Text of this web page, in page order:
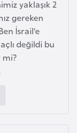
yaklaşık 2
gereken
İsrail’e
değildi bu